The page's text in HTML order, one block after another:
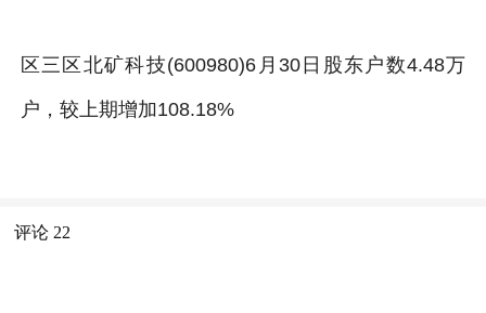
区三区北矿科技(600980)6月30日股东户数4.48万
户，较上期增加108.18%
评论 22